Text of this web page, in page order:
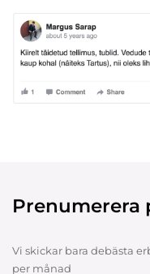
Prenumerera
Vi skickar bara debästa
per månad